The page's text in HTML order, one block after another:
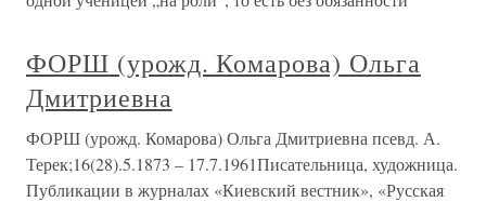
ФОРШ (урожд. Комарова) Ольга
Дмитриевна
ФОРШ (урожд. Комарова) Ольга Дмитриевна псевд. А.
Терек;16(28).5.1873 – 17.7.1961Писательница, художница.
Публикации в журналах «Киевский вестник», «Русская